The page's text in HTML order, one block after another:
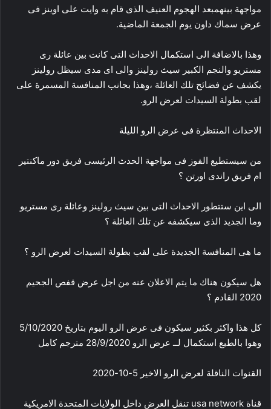
مواجهة بينهمبعد الهجوم العنيف الذى قام به وايت على اوينز فى
عرض سماك داون يوم الجمعة الماضية.
وهذا بالاضافة الى استكمال الاحداث التى كانت بين عائلة رى
مستريو والنجم الكبير سيث رولينز والى اى مدى سيظل رولينز
يكشف عن فضائح تلك العائلة ،وهذا بجانب المنافسة المسمرة على
لقب بطولة السيدات لعرض الرو.
الاحداث المنتظرة فى عرض الرو الليلة
من سيستطيع الفوز فى مواجهة الحدث الرئيسى فريق دور ماكنتير
ام فريق راندى اورتن ؟
الى اين ستتطور الاحداث التى بين سيث رولينز وعائلة رى مستريو
وما الجديد الذى سيكشفه عن تلك العائلة ؟
ما هى المنافسة الجديدة على لقب بطولة السيدات لعرض الرو ؟
هل سيكون هناك ما يتم الاعلان عنه من اجل عرض قفص الجحيم
2020 القادم ؟
كل هذا واكثر بكثير سيكون فى عرض الرو اليوم بتاريخ 5/10/2020
وهوا بالطبع استكمال لــ عرض الرو 28/9/2020 مترجم كامل
القنوات الناقلة لعرض الرو الاخير 5-10-2020
قناة usa network تنقل العرض داخل الولايات المتحدة الامريكية